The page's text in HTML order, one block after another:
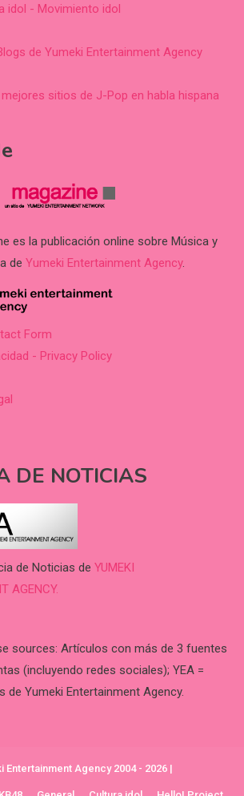
idol - Movimiento idol
de Yumeki Entertainment Agency
sitios de J-Pop en habla hispana
es la publicación online sobre Música y
de Yumeki Entertainment Agency.
Form
- Privacy Policy
DE NOTICIAS
de Noticias de YUMEKI
AGENCY.
sources: Artículos con más de 3 fuentes
(incluyendo redes sociales); YEA =
de Yumeki Entertainment Agency.
Entertainment Agency 2004 - 2026 |